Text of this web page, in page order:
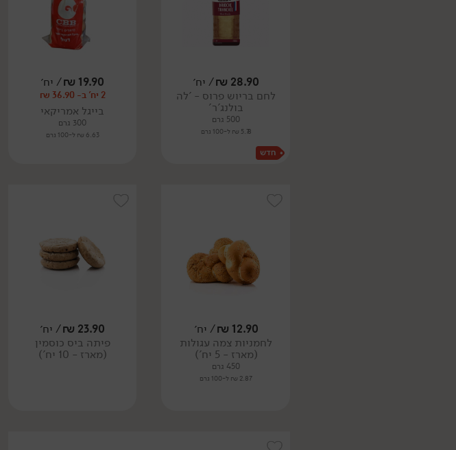
28.90
₪/ יח׳
לחם בריוש פרוס - 'לה
בולנג'ר'
500 גרם
5.78 ₪ ל-100 גרם
19.90
₪/ יח׳
2 יח' ב- 36.90 ₪
בייגל אמריקאי
300 גרם
6.63 ₪ ל-100 גרם
12.90
₪/ יח׳
לחמניות צמה עגולות
(מארז - 5 יח')
450 גרם
2.87 ₪ ל-100 גרם
23.90
₪/ יח׳
פיתה ביס כוסמין
(מארז - 10 יח')